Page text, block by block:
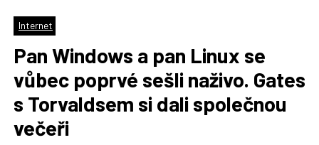
Internet
Pan Windows a pan Linux se
vůbec poprvé sešli naživo. Gates
s Torvaldsem si dali společnou
večeři